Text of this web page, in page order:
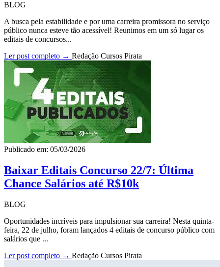
BLOG
A busca pela estabilidade e por uma carreira promissora no serviço
público nunca esteve tão acessível! Reunimos em um só lugar os
editais de concursos...
Ler post completo → Redação Cursos Pirata
Publicado em: 05/03/2026
Baixar Editais Concurso 22/7: Última
Chance Salários até R$10k
BLOG
Oportunidades incríveis para impulsionar sua carreira! Nesta quinta-
feira, 22 de julho, foram lançados 4 editais de concurso público com
salários que ...
Ler post completo → Redação Cursos Pirata